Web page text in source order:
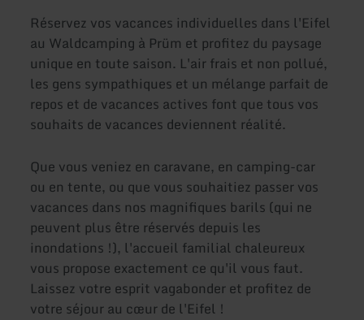
Réservez vos vacances individuelles dans l'Eifel
au Waldcamping à Prüm et profitez du paysage
unique en toute saison. L'air frais et non pollué,
les gens sympathiques et un mélange parfait de
repos et de vacances actives font que tous vos
souhaits de vacances deviennent réalité.
Que vous veniez en caravane, en camping-car
ou en tente, ou que vous souhaitiez passer vos
vacances dans nos magnifiques barils (qui ne
peuvent plus être réservés depuis les
inondations !), l'accueil familial chaleureux
vous propose exactement ce qu'il vous faut.
Laissez votre esprit vagabonder et profitez de
votre séjour au cœur de l'Eifel !